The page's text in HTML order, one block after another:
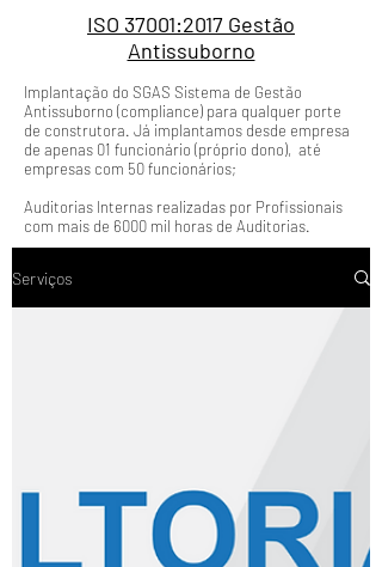
ISO 37001:2017 Gestão
Antissuborno
Implantação do SGAS Sistema de Gestão
Antissuborno (compliance) para qualquer porte
de construtora. Já implantamos desde empresa
de apenas 01 funcionário (próprio dono), até
empresas com 50 funcionários;
Auditorias Internas realizadas por Profissionais
com mais de 6000 mil horas de Auditorias.
Serviços